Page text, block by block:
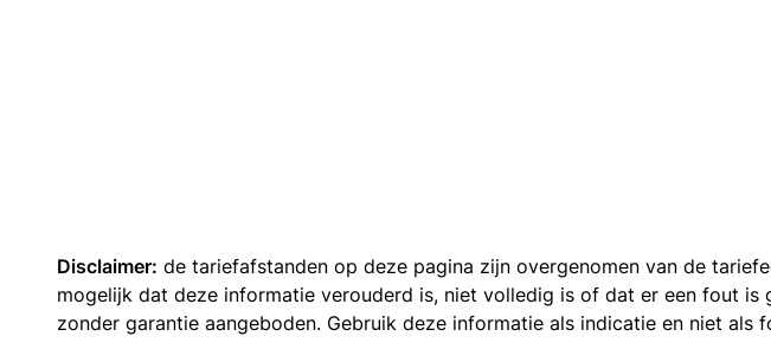
Disclaimer: de tariefafstanden op deze pagina zijn overgenomen van de
mogelijk dat deze informatie verouderd is, niet volledig is of dat er een fout
zonder garantie aangeboden. Gebruik deze informatie als indicatie en niet als